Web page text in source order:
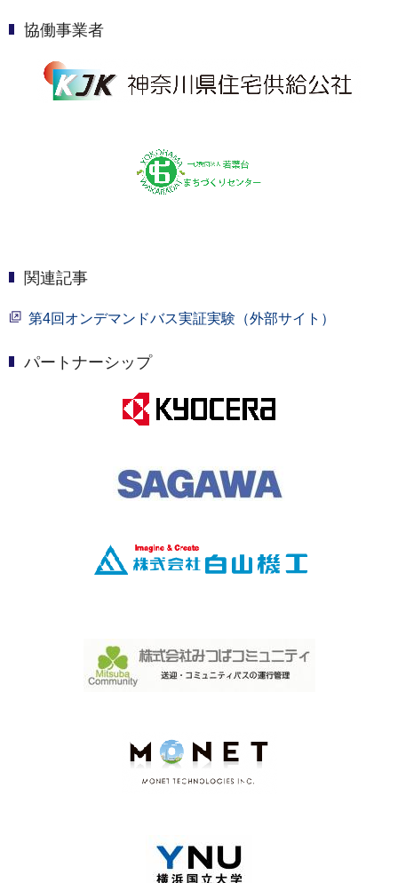
協働事業者
関連記事
第4回オンデマンドバス実証実験（外部サイト）
パートナーシップ